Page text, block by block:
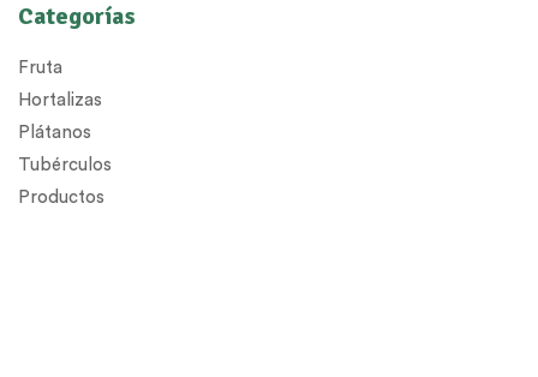
Categorías
Fruta
Hortalizas
Plátanos
Tubérculos
Productos